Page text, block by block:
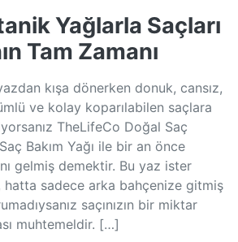
Yağlarla Saçları
Tam Zamanı
kışa dönerken donuk, cansız,
ve kolay koparılabilen saçlara
TheLifeCo Doğal Saç
Bakım Yağı ile bir an önce
gelmiş demektir. Bu yaz ister
hatta sadece arka bahçenize gitmiş
saçınızın bir miktar
muhtemeldir. […]